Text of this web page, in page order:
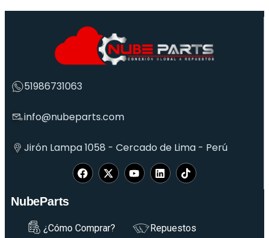
51986731063
info@nubeparts.com
Jirón Lampa 1058 - Cercado de Lima - Perú
NubeParts
¿Cómo Comprar? Repuestos